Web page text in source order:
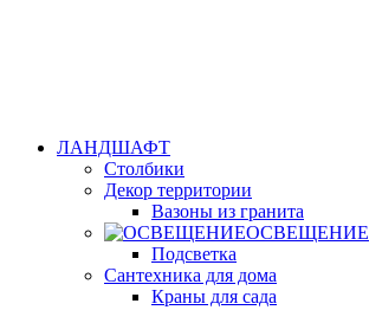
ЛАНДШАФТ
Столбики
Декор территории
Вазоны из гранита
ОСВЕЩЕНИЕ
Подсветка
Сантехника для дома
Краны для сада